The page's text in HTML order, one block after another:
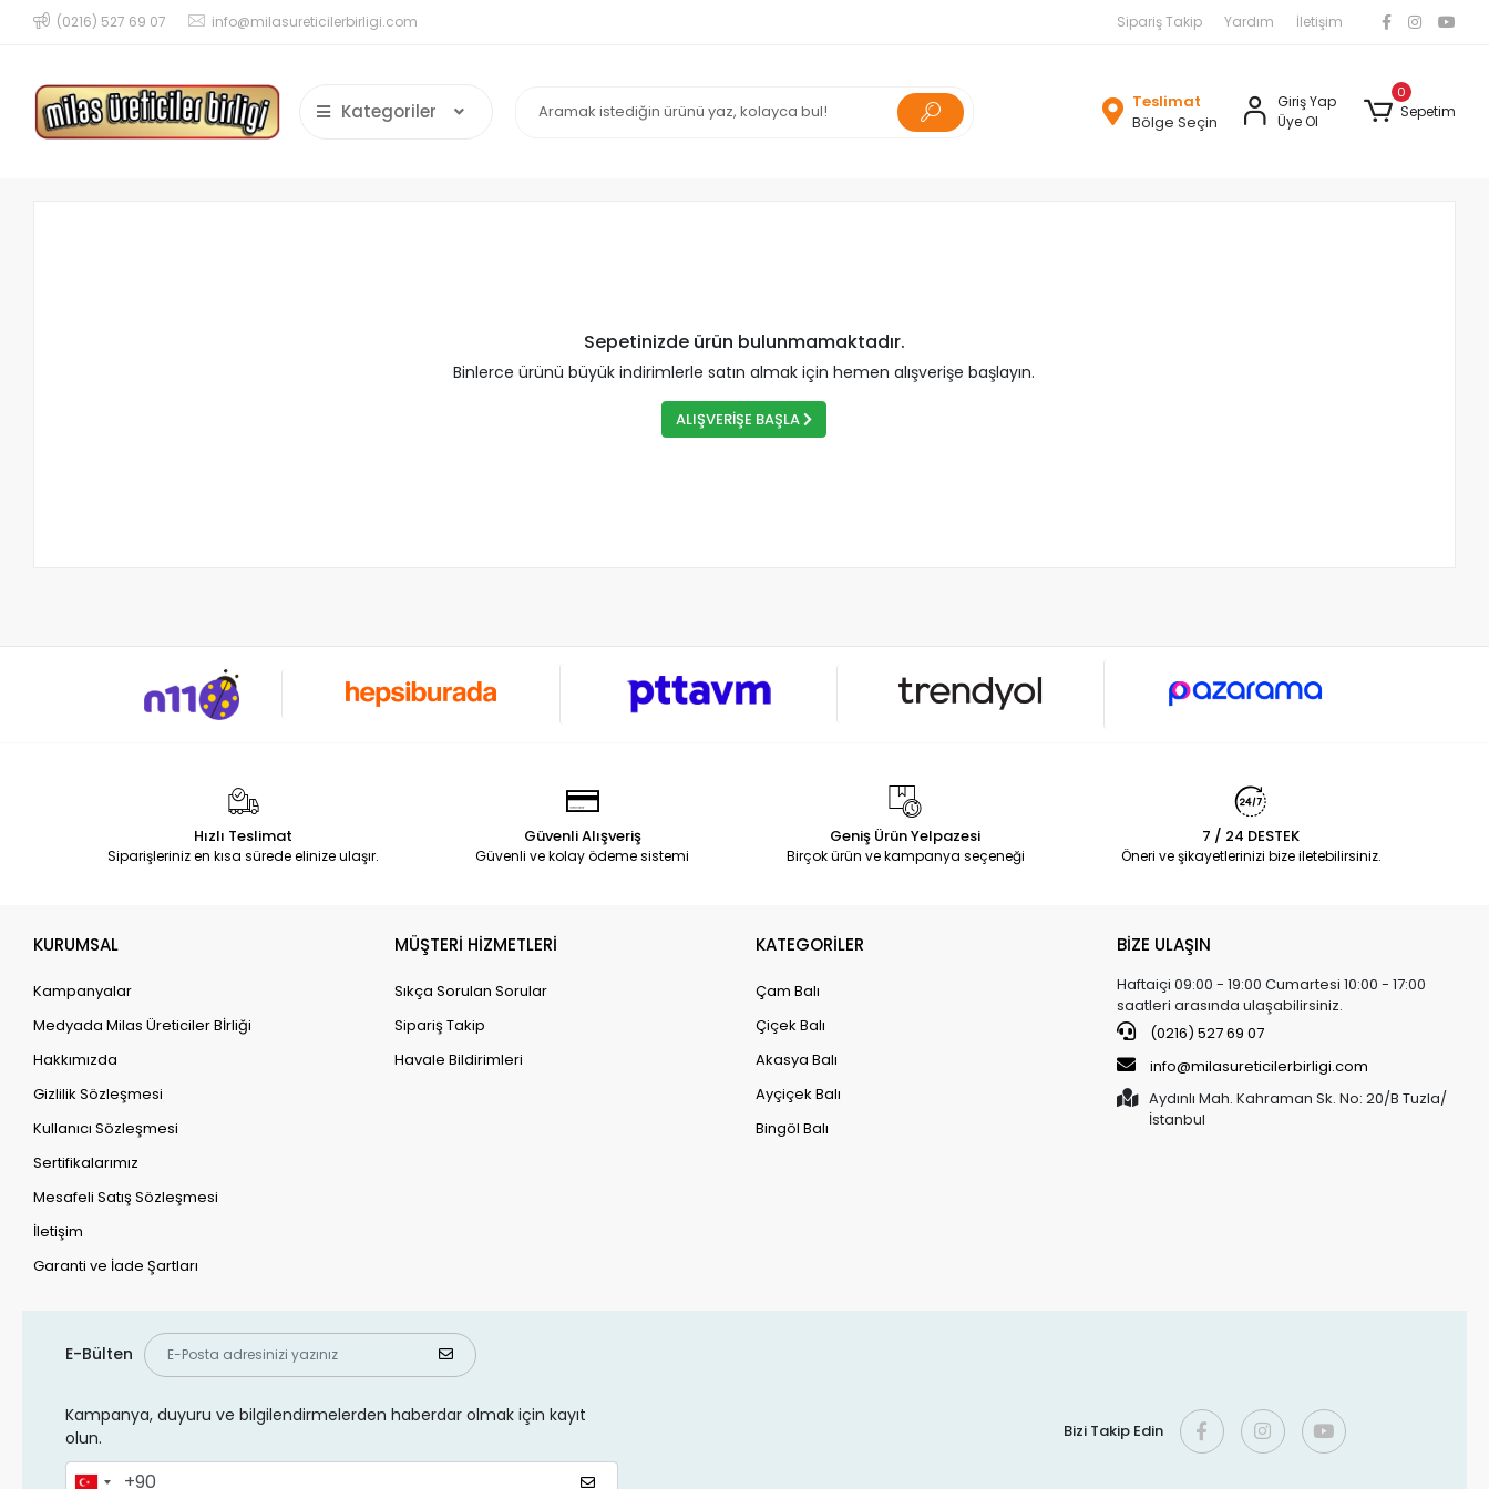
(0216) 527 69 07 info@milasureticilerbirligi.com Sipariş Takip Yardım İletişim
Kategoriler
Teslimat
Bölge Seçin
Giriş Yap
Üye Ol
0
Sepetim
Sepetinizde ürün bulunmamaktadır.
Binlerce ürünü büyük indirimlerle satın almak için hemen alışverişe başlayın.
ALIŞVERİŞE BAŞLA
Hızlı Teslimat
Siparişleriniz en kısa sürede elinize ulaşır.
Güvenli Alışveriş
Güvenli ve kolay ödeme sistemi
Geniş Ürün Yelpazesi
Birçok ürün ve kampanya seçeneği
7 / 24 DESTEK
Öneri ve şikayetlerinizi bize iletebilirsiniz.
KURUMSAL
Kampanyalar
Medyada Milas Üreticiler Bİrliği
Hakkımızda
Gizlilik Sözleşmesi
Kullanıcı Sözleşmesi
Sertifikalarımız
Mesafeli Satış Sözleşmesi
İletişim
Garanti ve İade Şartları
MÜŞTERİ HİZMETLERİ
Sıkça Sorulan Sorular
Sipariş Takip
Havale Bildirimleri
KATEGORİLER
Çam Balı
Çiçek Balı
Akasya Balı
Ayçiçek Balı
Bingöl Balı
BİZE ULAŞIN
Haftaiçi 09:00 - 19:00 Cumartesi 10:00 - 17:00
saatleri arasında ulaşabilirsiniz.
(0216) 527 69 07
info@milasureticilerbirligi.com
Aydınlı Mah. Kahraman Sk. No: 20/B Tuzla/
İstanbul
E-Bülten
Kampanya, duyuru ve bilgilendirmelerden haberdar olmak için kayıt
olun.
Bizi Takip Edin